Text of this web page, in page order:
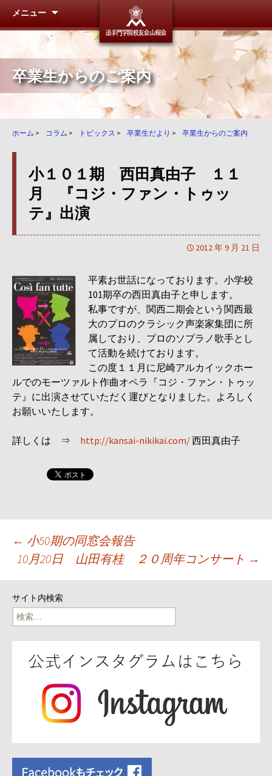
追手門学
メニュー
卒業生からのご案内
ホーム > コラム > トピックス > 卒業生だより > 卒業生からのご案内
小１０１期 西田真由子 １１
月 『コジ・ファン・トゥッ
テ』出演
2012 年 9 月 21 日
平素お世話になっております。小学校
101期卒の西田真由子と申します。
私事ですが、関西二期会という関西最
大のプロのクラシック声楽家集団に所
属しており、プロのソプラノ歌手とし
て活動を続けております。
この度１１月に尼崎アルカイックホー
ルでのモーツァルト作曲オペラ『コジ・ファン・トゥッ
テ』に出演させていただく運びとなりました。よろしく
お願いいたします。
詳しくは ⇒ http://kansai-nikikai.com/西田真由子
投
ナ
ビ
ン
← 小50期の同窓会報告
10月20日 山田有桂 ２０周年コンサート →
サイト内検索
検
索: